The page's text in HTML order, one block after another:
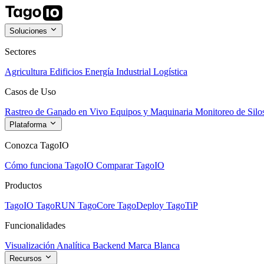
Soluciones
Sectores
Agricultura Edificios Energía Industrial Logística
Casos de Uso
Rastreo de Ganado en Vivo Equipos y Maquinaria Monitoreo de
Plataforma
Conozca TagoIO
Cómo funciona TagoIO Comparar TagoIO
Productos
TagoIO TagoRUN TagoCore TagoDeploy TagoTiP
Funcionalidades
Visualización Analítica Backend Marca Blanca
Recursos